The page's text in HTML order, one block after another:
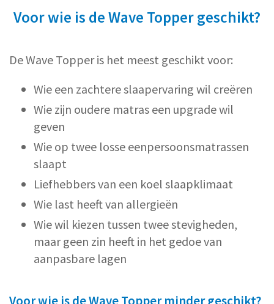
Voor wie is de Wave Topper geschikt?
De Wave Topper is het meest geschikt voor:
Wie een zachtere slaapervaring wil creëren
Wie zijn oudere matras een upgrade wil
geven
Wie op twee losse eenpersoonsmatrassen
slaapt
Liefhebbers van een koel slaapklimaat
Wie last heeft van allergieën
Wie wil kiezen tussen twee stevigheden,
maar geen zin heeft in het gedoe van
aanpasbare lagen